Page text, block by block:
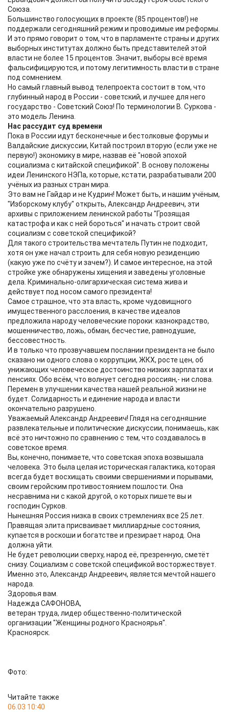
Союза.
Большинство голосующих в проекте (85 процентов!) не
поддержали сегодняшний режим и проводимые им реформы.
И это прямо говорит о том, что в парламенте страны и других
выборных институтах должно быть представителей этой
власти не более 15 процентов. Значит, выборы всё время
фальсифицируются, и потому легитимность власти в стране
под сомнением.
Но самый главный вывод телепроекта состоит в том, что
глубинный народ в России - советский, и лучшее для него
государство - Советский Союз! По терминологии В. Суркова -
это модель Ленина.
Нас рассудит суд времени
Пока в России идут бесконечные и бестолковые форумы и
Валдайские дискуссии, Китай построил вторую (если уже не
первую!) экономику в мире, назвав её "новой эпохой
социализма с китайской спецификой". В основу положены
идеи Ленинского НЭПа, которые, кстати, разрабатывали 200
учёных из разных стран мира.
Это вам не Гайдар и не Кудрин! Может быть, и нашим учёным,
"Изборскому клубу" открыть, Александр Андреевич, эти
архивы с приложением ленинской работы "Грозящая
катастрофа и как с ней бороться" и начать строит свой
социализм с советской спецификой?
Для такого строительства мечтатель Путин не подходит,
хотя он уже начал строить для себя новую резиденцию
(какую уже по счёту и зачем?). И самое интересное, на этой
стройке уже обнаружены хищения и заведены уголовные
дела. Криминально-олигархическая система жива и
действует под носом самого президента!
Самое страшное, что эта власть, кроме чудовищного
имущественного расслоения, в качестве идеалов
предложила народу человеческие пороки: казнокрадство,
мошенничество, ложь, обман, бесчестие, равнодушие,
бессовестность.
И в только что прозвучавшем послании президента не было
сказано ни одного слова о коррупции, ЖКХ, росте цен, об
унижающих человеческое достоинство низких зарплатах и
пенсиях. Обо всём, что волнует сегодня россиян,- ни слова.
Перемен в улучшении качества нашей реальной жизни не
будет. Солидарность и единение народа и власти
окончательно разрушено.
Уважаемый Александр Андреевич! Глядя на сегодняшние
развлекательные и политические дискуссии, понимаешь, как
всё это ничтожно по сравнению с тем, что создавалось в
советское время.
Вы, конечно, понимаете, что советская эпоха возвышала
человека. Это была целая историческая галактика, которая
всегда будет восхищать своими свершениями и порывами,
своим геройским противостоянием пошлости. Она
несравнима ни с какой другой, о которых пишете вы и
господин Сурков.
Нынешняя Россия низка в своих стремлениях все 25 лет.
Правящая элита присваивает миллиардные состояния,
купается в роскоши и богатстве и презирает народ. Она
должна уйти.
Не будет революции сверху, народ её, презренную, сметёт
снизу. Социализм с советской спецификой восторжествует.
Именно это, Александр Андреевич, является мечтой нашего
народа.
Здоровья вам.
Надежда САФОНОВА,
ветеран труда, лидер общественно-политической
организации "Женщины родного Красноярья".
Красноярск.
Фото:
Читайте также
06.03 10:40